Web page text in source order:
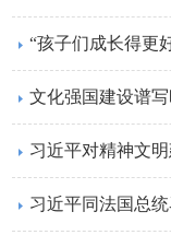
文化强国建设谱
习近平同法国总